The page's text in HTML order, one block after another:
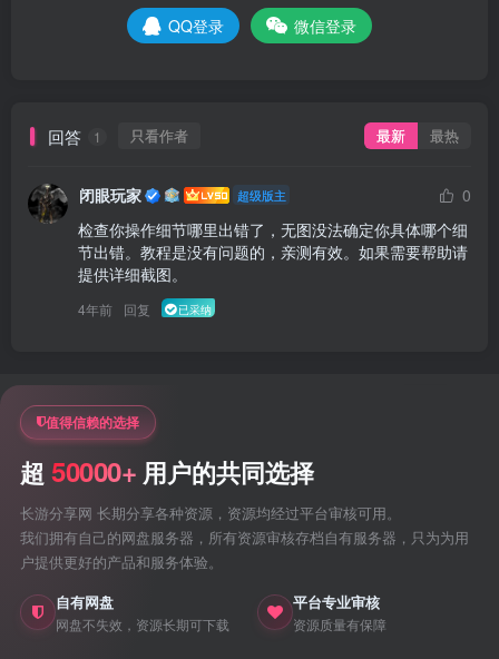
QQ登录 微信登录
回答 1 只看作者 最新 最热
闭眼玩家 超级版主
0
检查你操作细节哪里出错了，无图没法确定你具体哪个细
节出错。教程是没有问题的，亲测有效。如果需要帮助请
提供详细截图。
4年前 回复 已采纳
值得信赖的选择
超 50000+ 用户的共同选择
长游分享网 长期分享各种资源，资源均经过平台审核可用。
我们拥有自己的网盘服务器，所有资源审核存档自有服务器，只为为用
户提供更好的产品和服务体验。
自有网盘
网盘不失效，资源长期可下载
平台专业审核
资源质量有保障